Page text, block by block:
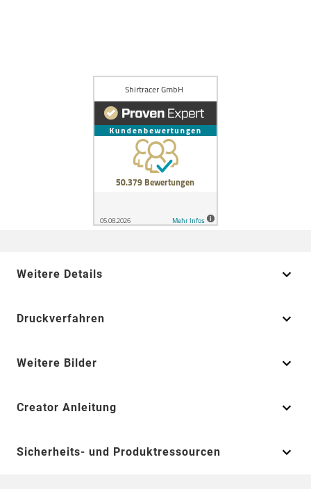
Weitere Details
Druckverfahren
Weitere Bilder
Creator Anleitung
Sicherheits- und Produktressourcen